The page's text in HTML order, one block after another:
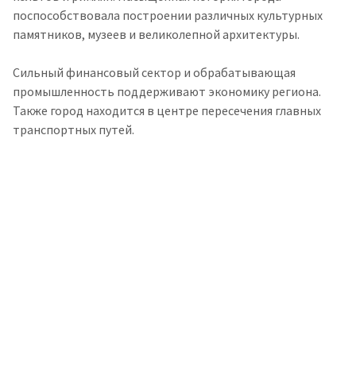
поспособствовала построении различных культурных
памятников, музеев и великолепной архитектуры.
Сильный финансовый сектор и обрабатывающая
промышленность поддерживают экономику региона.
Также город находится в центре пересечения главных
транспортных путей.